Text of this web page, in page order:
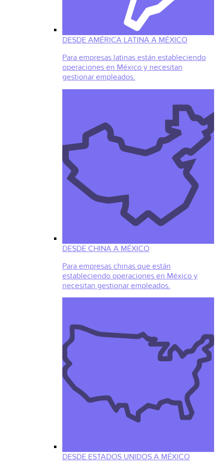
DESDE AMÉRICA LATINA A MÉXICO
Para empresas latinas están estableciendo
operaciones en México y necesitan
gestionar empleados.
DESDE CHINA A MÉXICO
Para empresas chinas que están
estableciendo operaciones en México y
necesitan gestionar empleados.
DESDE ESTADOS UNIDOS A MÉXICO